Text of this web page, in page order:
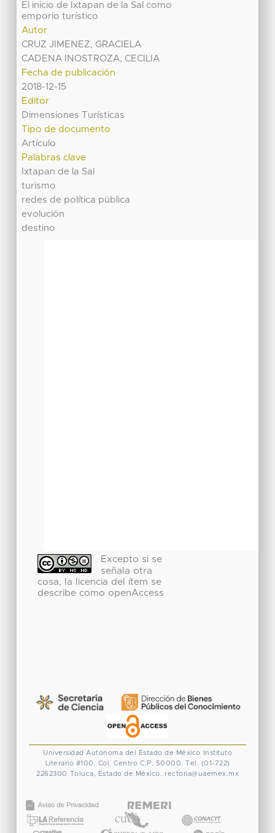
El inicio de Ixtapan de la Sal como
emporio turístico
Autor
CRUZ JIMENEZ, GRACIELA
CADENA INOSTROZA, CECILIA
Fecha de publicación
2018-12-15
Editor
Dimensiones Turísticas
Tipo de documento
Artículo
Palabras clave
Ixtapan de la Sal
turismo
redes de política pública
evolución
destino
Excepto si se
señala otra
cosa, la licencia del ítem se
describe como openAccess
Universidad Autónoma del Estado de México
Instituto
Literario #100. Col. Centro C.P. 50000. Tel. (01-722)
2262300 Toluca, Estado de México. rectoria@uaemex.mx